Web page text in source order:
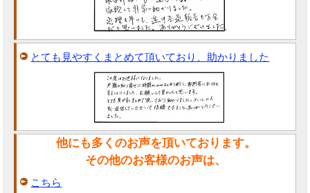
とても見やすくまとめて頂いており、助かりました
他にも多くのお声を頂いております。
その他のお客様のお声は、
こちら